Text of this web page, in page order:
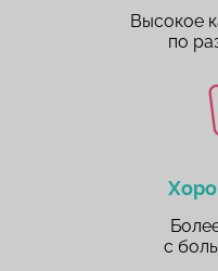
Высокое
по
с